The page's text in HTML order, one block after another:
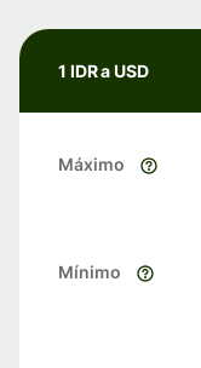
1 IDR a USD
Máximo
Mínimo